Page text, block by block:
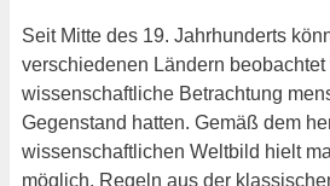
Seit Mitte des 19. Jahrhunderts
verschiedenen Ländern
wissenschaftliche Betrachtung
Gegenstand hatten. Gemäß dem
wissenschaftlichen Weltbild hielt
möglich, Regeln aus der